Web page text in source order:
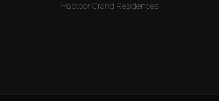
Habtoor Grand Residences